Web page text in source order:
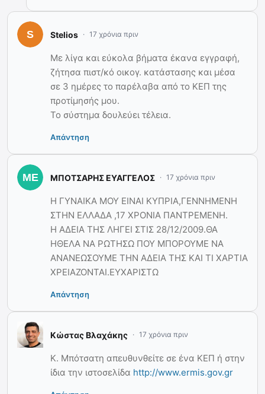
Stelios 17 χρόνια πριν
Με λίγα και εύκολα βήματα έκανα εγγραφή,
ζήτησα πιστ/κό οικογ. κατάστασης και μέσα
σε 3 ημέρες το παρέλαβα από το ΚΕΠ της
προτίμησής μου.
Το σύστημα δουλεύει τέλεια.
Απάντηση
ΜΠΟΤΣΑΡΗΣ ΕΥΑΓΓΕΛΟΣ 17 χρόνια πριν
Η ΓΥΝΑΙΚΑ ΜΟΥ ΕΙΝΑΙ ΚΥΠΡΙΑ,ΓΕΝΝΗΜΕΝΗ
ΣΤΗΝ ΕΛΛΑΔΑ ,17 ΧΡΟΝΙΑ ΠΑΝΤΡΕΜΕΝΗ.
Η ΑΔΕΙΑ ΤΗΣ ΛΗΓΕΙ ΣΤΙΣ 28/12/2009.ΘΑ
ΗΘΕΛΑ ΝΑ ΡΩΤΗΣΩ ΠΟΥ ΜΠΟΡΟΥΜΕ ΝΑ
ΑΝΑΝΕΩΣΟΥΜΕ ΤΗΝ ΑΔΕΙΑ ΤΗΣ ΚΑΙ ΤΙ ΧΑΡΤΙΑ
ΧΡΕΙΑΖΟΝΤΑΙ.ΕΥΧΑΡΙΣΤΩ
Απάντηση
Κώστας Βλαχάκης 17 χρόνια πριν
Κ. Μπότσατη απευθυνθείτε σε ένα ΚΕΠ ή στην
ίδια την ιστοσελίδα http://www.ermis.gov.gr